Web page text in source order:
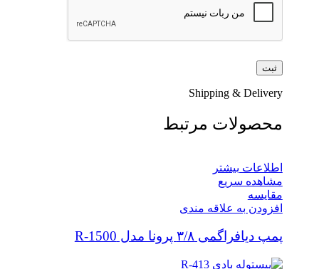
Shipping & Delivery
محصولات مرتبط
اطلاعات بیشتر
مشاهده سریع
مقایسه
افزودن به علاقه مندی
پمپ دیافراگمی ۳/۸ پرونا مدل R-1500